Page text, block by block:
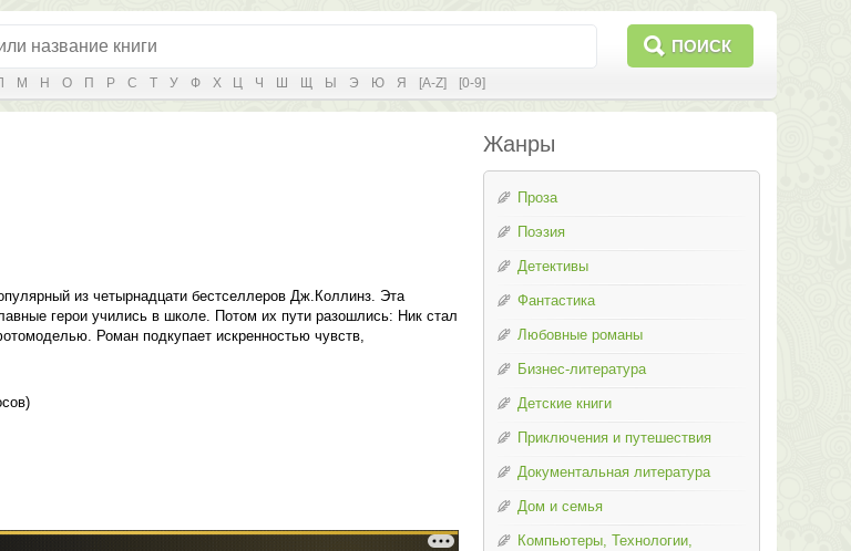
ПОИСК
М Н О П Р С Т У Ф Х Ц Ч Ш Щ Ы Э Ю Я [A-Z] [0-9]
из четырнадцати бестселлеров Дж.Коллинз. Эта
герои учились в школе. Потом их пути разошлись: Ник стал
Роман подкупает искренностью чувств,
Жанры
Проза
Поэзия
Детективы
Фантастика
Любовные романы
Бизнес-литература
Детские книги
Приключения и путешествия
Документальная литература
Дом и семья
Компьютеры, Технологии,